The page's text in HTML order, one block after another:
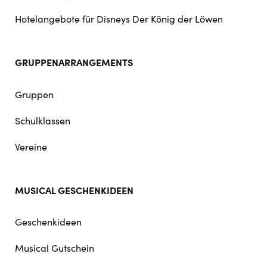
Hotelangebote für Disneys Der König der Löwen
GRUPPENARRANGEMENTS
Gruppen
Schulklassen
Vereine
MUSICAL GESCHENKIDEEN
Geschenkideen
Musical Gutschein